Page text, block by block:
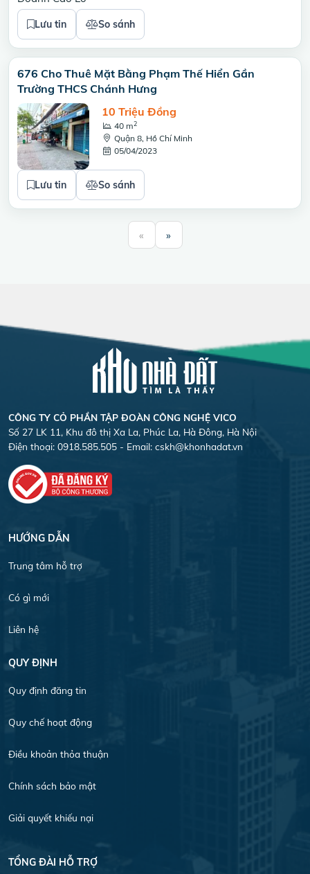
Lưu tin So sánh
676 Cho Thuê Mặt Bằng Phạm Thế Hiển Gần
Trường THCS Chánh Hưng
10 Triệu Đồng
40 m2
Quận 8, Hồ Chí Minh
05/04/2023
Lưu tin So sánh
« »
CÔNG TY CỎ PHẦN TẬP ĐOÀN CÔNG NGHỆ VICO
Số 27 LK 11, Khu đô thị Xa La, Phúc La, Hà Đông, Hà Nội
Điện thoại: 0918.585.505 - Email: cskh@khonhadat.vn
HƯỚNG DẪN
Trung tâm hỗ trợ
Có gì mới
Liên hệ
QUY ĐỊNH
Quy định đăng tin
Quy chế hoạt động
Điều khoản thỏa thuận
Chính sách bảo mật
Giải quyết khiếu nại
TỔNG ĐÀI HỖ TRỢ